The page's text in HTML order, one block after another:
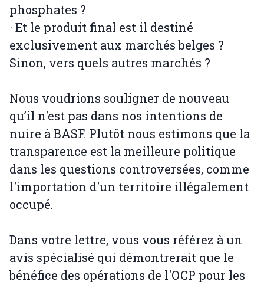
phosphates ?
· Et le produit final est il destiné
exclusivement aux marchés belges ?
Sinon, vers quels autres marchés ?
Nous voudrions souligner de nouveau
qu’il n'est pas dans nos intentions de
nuire à BASF. Plutôt nous estimons que la
transparence est la meilleure politique
dans les questions controversées, comme
l'importation d'un territoire illégalement
occupé.
Dans votre lettre, vous vous référez à un
avis spécialisé qui démontrerait que le
bénéfice des opérations de l'OCP pour les